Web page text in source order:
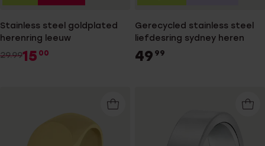
Stainless steel goldplated
herenring leeuw
29.9915 00
Gerecycled stainless steel
liefdesring sydney heren
49 99